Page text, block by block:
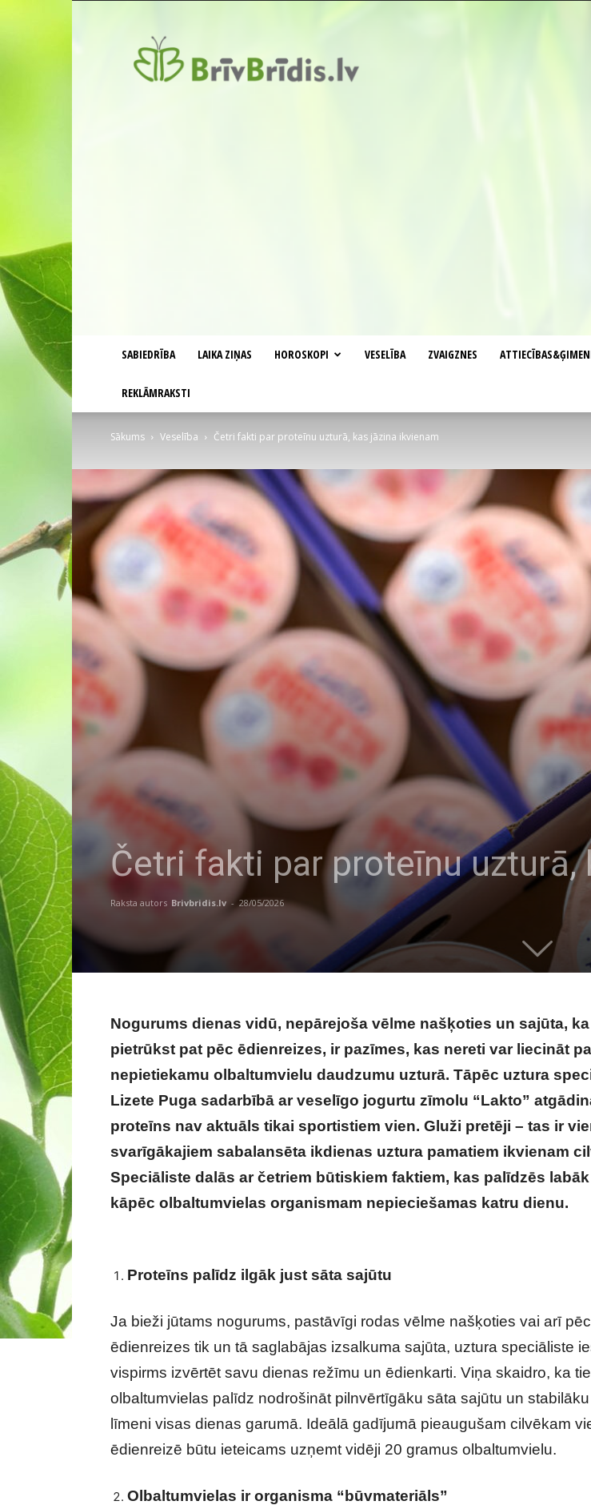
SABIEDRĪBA LAIKA ZIŅAS HOROSKOPI VESELĪBA ZVAIGZNES
REKLĀMRAKSTI
Sākums Veselība Četri fakti par proteīnu uzturā, kas jāzina ikvienam
Četri fakti par proteīnu uzturā,
Raksta autors Brivbridis.lv - 28/05/2026
Nogurums dienas vidū, nepārejoša vēlme našķoties un sajūta,
pietrūkst pat pēc ēdienreizes, ir pazīmes, kas nereti var liecināt
nepietiekamu olbaltumvielu daudzumu uzturā. Tāpēc uztura
Lizete Puga sadarbībā ar veselīgo jogurtu zīmolu “Lakto”
proteīns nav aktuāls tikai sportistiem vien. Gluži pretēji – tas ir
svarīgākajiem sabalansēta ikdienas uztura pamatiem ikvienam
Speciāliste dalās ar četriem būtiskiem faktiem, kas palīdzēs
kāpēc olbaltumvielas organismam nepieciešamas katru dienu.
Proteīns palīdz ilgāk just sāta sajūtu
Ja bieži jūtams nogurums, pastāvīgi rodas vēlme našķoties vai arī pēc
ēdienreizes tik un tā saglabājas izsalkuma sajūta, uztura speciāliste
vispirms izvērtēt savu dienas režīmu un ēdienkarti. Viņa skaidro, ka
olbaltumvielas palīdz nodrošināt pilnvērtīgāku sāta sajūtu un
līmeni visas dienas garumā. Ideālā gadījumā pieaugušam cilvēkam
ēdienreizē būtu ieteicams uzņemt vidēji 20 gramus olbaltumvielu.
Olbaltumvielas ir organisma “būvmateriāls”